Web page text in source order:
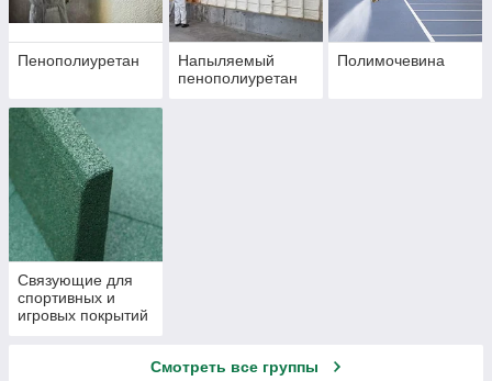
Пенополиуретан
Напыляемый
пенополиуретан
Полимочевина
Связующие для
спортивных и
игровых покрытий
Смотреть все группы